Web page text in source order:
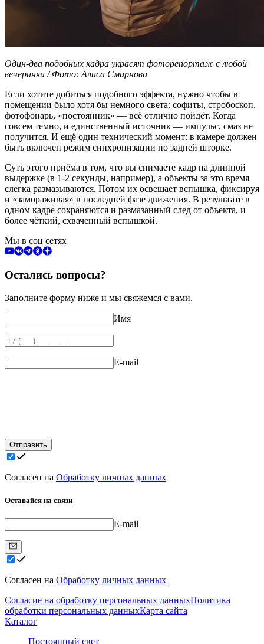
Один-два подобных кадра украсят фоторепортаж с любой
вечеринки / Фото: Алиса Смирнова
Если хотите добиться подобного эффекта, нужно чтобы в
помещении было хотя бы немного света: софиты, стробоскоп,
фотофонарь, «постоянник» — всё отлично пойдёт. Когда
совсем темно, и единственный источник — импульс, смаз не
получится. И ещё один технический момент: в камере должен
быть включен режим синхронизации по задней шторке.
Суть этого приёма в том, что вы снимаете кадр на длинной
выдержке (в 1-2 секунды, например), а объекты за это время
слегка размазываются. Потом их освещает вспышка, фиксируя
и «замораживая» в последней фазе движения. В результате в
одном кадре сохраняются и размазанный след от объекта, и
более чёткий, схваченный вспышкой.
Мы в соц сетях
Остались вопросы?
Заполните форму ниже и мы свяжемся с вами.
Имя
E-mail
Отправить
Согласен на Обработку личных данных
Оставайся на связи
E-mail
Согласен на Обработку личных данных
Согласие на обработку персональных данныхПолитика
обработки персональных данныхКарта сайта
Каталог
Постоянный свет